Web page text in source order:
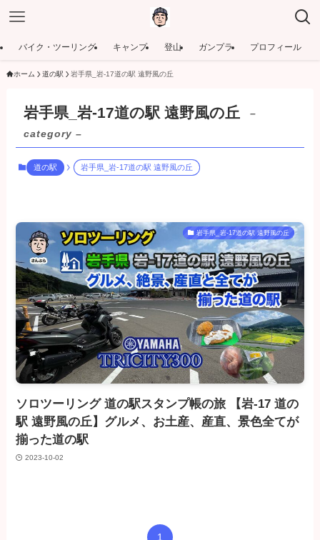
バイク・ツーリング キャンプ 登山 ガンプラ プロフィール
ホーム 道の駅 岩手県_岩-17道の駅 遠野風の丘
岩手県_岩-17道の駅 遠野風の丘
–
category –
道の駅 岩手県_岩-17道の駅 遠野風の丘
岩手県_岩-17道の駅 遠野風の丘
ソロツーリング 道の駅スタンプ帳の旅 【岩-17 道の
駅 遠野風の丘】グルメ、お土産、産直、景色全てが
揃った道の駅
2023-10-02
1